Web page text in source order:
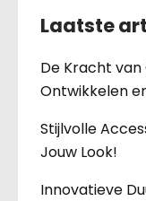
Laatste
De Kracht van
Ontwikkelen
Stijlvolle
Jouw Look!
Innovatieve